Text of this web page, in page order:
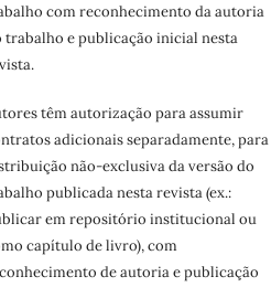
com reconhecimento da autoria
trabalho e publicação inicial nesta
têm autorização para assumir
adicionais separadamente, para
não-exclusiva da versão do
publicada nesta revista (ex.:
em repositório institucional ou
capítulo de livro), com
de autoria e publicação